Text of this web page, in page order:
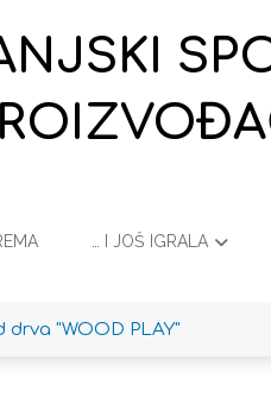
… I JOŠ IGRALA
drva "WOOD PLAY"